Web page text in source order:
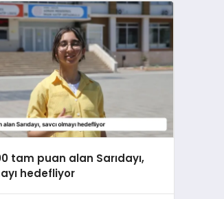
tam puan alan Sarıdayı,
hedefliyor